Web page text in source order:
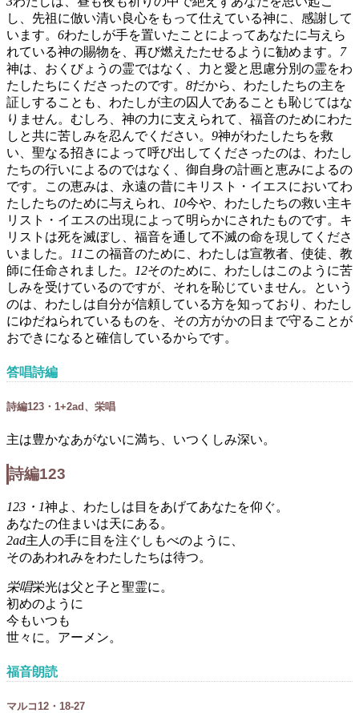
し、先祖に倣い清い良心をもって仕えている神に、感謝して
います。 6わたしが手を置いたことによってあなたに与えら
れている神の賜物を、再び燃えたたせるように勧めます。 7
神は、おくびょうの霊ではなく、力と愛と思慮分別の霊をわ
たしたちにくださったのです。 8だから、わたしたちの主を
証しすることも、わたしが主の囚人であることも恥じてはな
りません。むしろ、神の力に支えられて、福音のためにわた
しと共に苦しみを忍んでください。 9神がわたしたちを救
い、聖なる招きによって呼び出してくださったのは、わたし
たちの行いによるのではなく、御自身の計画と恵みによるの
です。この恵みは、永遠の昔にキリスト・イエスにおいてわ
たしたちのために与えられ、
10今や、わたしたちの救い主キ
リスト・イエスの出現によって明らかにされたものです。キ
リストは死を滅ぼし、福音を通して不滅の命を現してくださ
いました。
11 この福音のために、わたしは宣教者、使徒、教
師に任命されました。
12そのために、わたしはこのように苦
しみを受けているのですが、それを恥じていません。という
のは、わたしは自分が信頼している方を知っており、わたし
にゆだねられているものを、その方がかの日まで守ることが
おできになると確信しているからです。
答唱詩編
詩編123・1+2ad、栄唱
主は豊かなあがないに満ち、いつくしみ深い。
詩編123
123・1神よ、わたしは目をあげてあなたを仰ぐ。
あなたの住まいは天にある。
2ad主人の手に目を注ぐしもべのように、
そのあわれみをわたしたちは待つ。
栄唱栄光は父と子と聖霊に。
初めのように
今もいつも
世々に。アーメン。
福音朗読
マルコ12・18-27